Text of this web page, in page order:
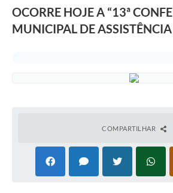
Transparência
OCORRE HOJE A “13ª
MUNICIPAL DE ASSISTÊNCIA
COMPARTILHAR